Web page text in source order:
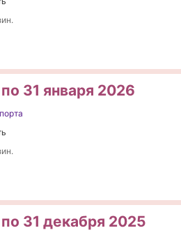
31 января 2026
31 декабря 2025